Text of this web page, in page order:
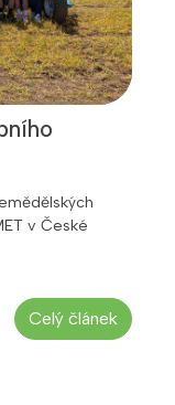
v České
Celý článek